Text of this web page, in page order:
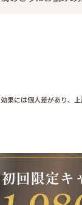
果には個人差があり、上